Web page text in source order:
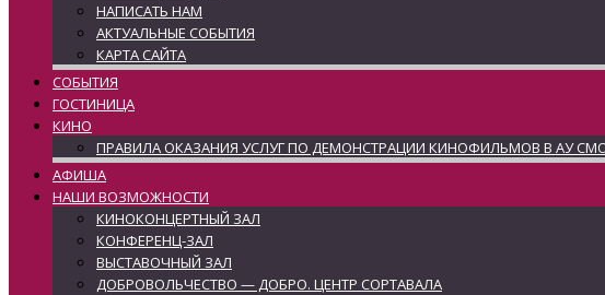
НАПИСАТЬ НАМ
АКТУАЛЬНЫЕ СОБЫТИЯ
КАРТА САЙТА
СОБЫТИЯ
ГОСТИНИЦА
КИНО
ПРАВИЛА ОКАЗАНИЯ УСЛУГ ПО ДЕМОНСТРАЦИИ КИНОФИЛЬМОВ В АУ
АФИША
НАШИ ВОЗМОЖНОСТИ
КИНОКОНЦЕРТНЫЙ ЗАЛ
КОНФЕРЕНЦ-ЗАЛ
ВЫСТАВОЧНЫЙ ЗАЛ
ДОБРОВОЛЬЧЕСТВО — ДОБРО. ЦЕНТР СОРТАВАЛА